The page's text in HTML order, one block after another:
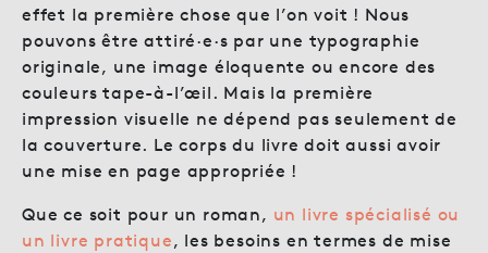
effet la première chose que l’on voit ! Nous
pouvons être attiré·e·s par une typographie
originale, une image éloquente ou encore des
couleurs tape-à-l’œil. Mais la première
impression visuelle ne dépend pas seulement de
la couverture. Le corps du livre doit aussi avoir
une mise en page appropriée !
Que ce soit pour un roman, un livre spécialisé ou
un livre pratique, les besoins en termes de mise